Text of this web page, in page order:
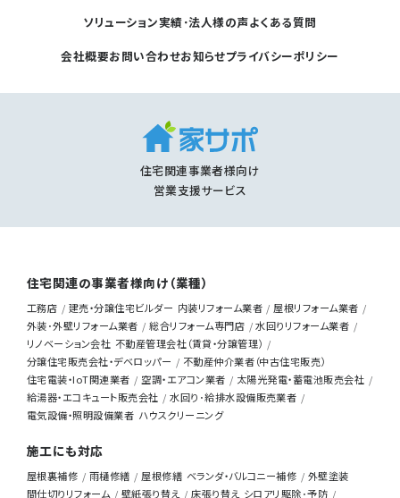
ソリューション実績･法人様の声よくある質問
会社概要お問い合わせお知らせプライバシーポリシー
住宅関連事業者様向け
営業支援サービス
住宅関連の事業者様向け（業種）
工務店 建売・分譲住宅ビルダー 内装リフォーム業者
屋根リフォーム業者
外装･外壁リフォーム業者
総合リフォーム専門店
水回りリフォーム業者
リノベーション会社 不動産管理会社（賃貸・分譲管理）
分譲住宅販売会社・デベロッパー
不動産仲介業者（中古住宅販売）
住宅電装・IoT関連業者
空調・エアコン業者
太陽光発電・蓄電池販売会社
給湯器・エコキュート販売会社
水回り･給排水設備販売業者
電気設備・照明設備業者 ハウスクリーニング
施工にも対応
屋根裏補修 雨樋修繕 屋根修繕 ベランダ・バルコニー補修
外壁塗装
間仕切りリフォーム
壁紙張り替え 床張り替え シロアリ駆除･予防